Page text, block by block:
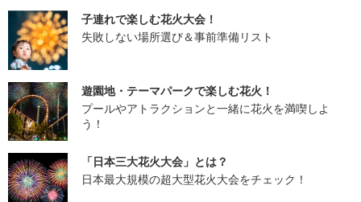
子連れで楽しむ花火大会！
失敗しない場所選び＆事前準備リスト
遊園地・テーマパークで楽しむ花火！
プールやアトラクションと一緒に花火を満喫しよ
う！
「日本三大花火大会」とは？
日本最大規模の超大型花火大会をチェック！